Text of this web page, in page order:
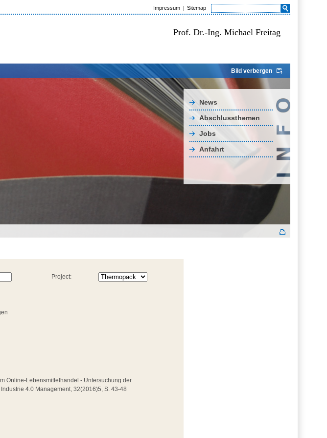
Impressum Sitemap
Prof. Dr.-Ing. Michael Freitag
Bild verbergen
News
Abschlussthemen
Jobs
Anfahrt
Project:
Online-Lebensmittelhandel - Untersuchung der
4.0 Management, 32(2016)5, S. 43-48